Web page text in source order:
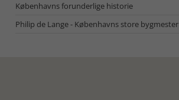
Københavns forunderlige historie
Philip de Lange - Københavns store bygmester